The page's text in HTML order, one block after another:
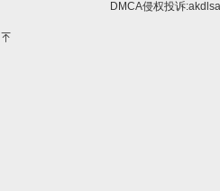
DMCA侵权投诉: